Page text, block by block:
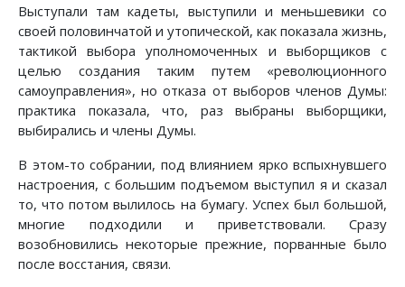
Выступали там кадеты, выступили и меньшевики со
своей половинчатой и утопической, как показала жизнь,
тактикой выбора уполномоченных и выборщиков с
целью создания таким путем «революционного
самоуправления», но отказа от выборов членов Думы:
практика показала, что, раз выбраны выборщики,
выбирались и члены Думы.
В этом-то собрании, под влиянием ярко вспыхнувшего
настроения, с большим подъемом выступил я и сказал
то, что потом вылилось на бумагу. Успех был большой,
многие подходили и приветствовали. Сразу
возобновились некоторые прежние, порванные было
после восстания, связи.